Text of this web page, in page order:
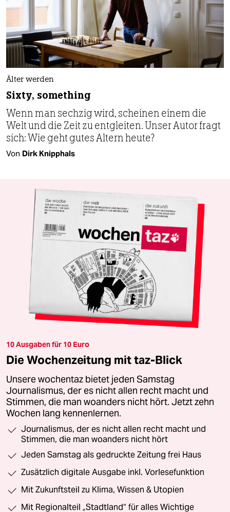
Älter werden
Sixty, something
Wenn man sechzig wird, scheinen einem die
Welt und die Zeit zu entgleiten. Unser Autor fragt
sich: Wie geht gutes Altern heute?
Von Dirk Knipphals
10 Ausgaben für 10 Euro
Die Wochenzeitung mit taz-Blick
Unsere wochentaz bietet jeden Samstag
Journalismus, der es nicht allen recht macht und
Stimmen, die man woanders nicht hört. Jetzt zehn
Wochen lang kennenlernen.
Journalismus, der es nicht allen recht macht und
Stimmen, die man woanders nicht hört
Jeden Samstag als gedruckte Zeitung frei Haus
Zusätzlich digitale Ausgabe inkl. Vorlesefunktion
Mit Zukunftsteil zu Klima, Wissen & Utopien
Mit Regionalteil „Stadtland“ für alles Wichtige